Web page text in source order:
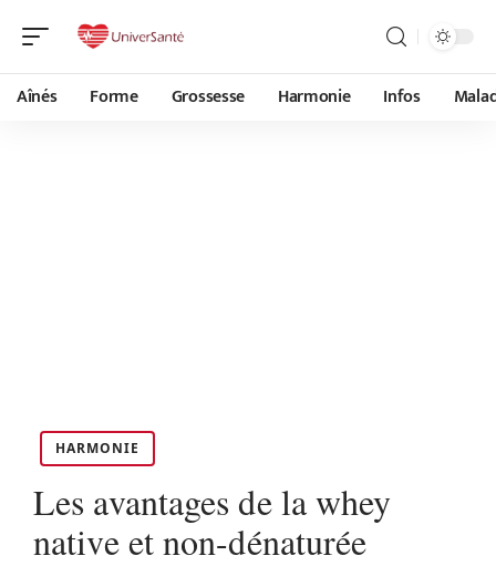
Aînés Forme Grossesse Harmonie Infos
HARMONIE
Les avantages de la whey
native et non-dénaturée